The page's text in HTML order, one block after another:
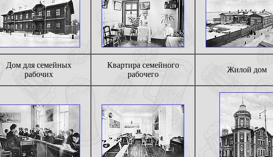
Дом для семейных
рабочих
Квартира семейного
рабочего
Жилой дом